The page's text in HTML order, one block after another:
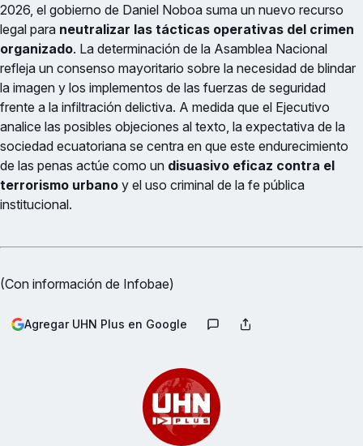
2026, el gobierno de Daniel Noboa suma un nuevo recurso
legal para neutralizar las tácticas operativas del crimen
organizado. La determinación de la Asamblea Nacional
refleja un consenso mayoritario sobre la necesidad de blindar
la imagen y los implementos de las fuerzas de seguridad
frente a la infiltración delictiva. A medida que el Ejecutivo
analice las posibles objeciones al texto, la expectativa de la
sociedad ecuatoriana se centra en que este endurecimiento
de las penas actúe como un disuasivo eficaz contra el
terrorismo urbano y el uso criminal de la fe pública
institucional.
(Con información de Infobae)
Agregar UHN Plus en Google